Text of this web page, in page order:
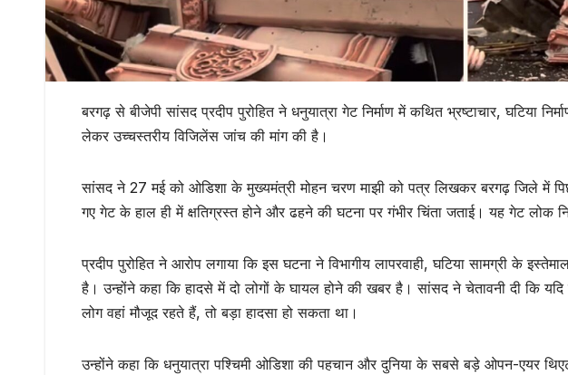
बरगढ़ से बीजेपी सांसद प्रदीप पुरोहित ने धनुयात्रा गेट निर्माण में कथित भ्रष्टाचार, घटिया
लेकर उच्चस्तरीय विजिलेंस जांच की मांग की है।
सांसद ने 27 मई को ओडिशा के मुख्यमंत्री मोहन चरण माझी को पत्र लिखकर बरगढ़ जिले में
गए गेट के हाल ही में क्षतिग्रस्त होने और ढहने की घटना पर गंभीर चिंता जताई। यह गेट लोक
प्रदीप पुरोहित ने आरोप लगाया कि इस घटना ने विभागीय लापरवाही, घटिया सामग्री के
है। उन्होंने कहा कि हादसे में दो लोगों के घायल होने की खबर है। सांसद ने चेतावनी दी कि यदि
लोग वहां मौजूद रहते हैं, तो बड़ा हादसा हो सकता था।
उन्होंने कहा कि धनुयात्रा पश्चिमी ओडिशा की पहचान और दुनिया के सबसे बड़े ओपन-एयर